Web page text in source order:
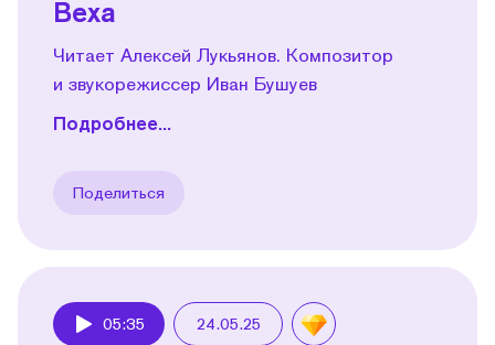
Веха
Читает Алексей Лукьянов. Композитор
и звукорежиссер Иван Бушуев
Подробнее...
Поделиться
05:35 24.05.25